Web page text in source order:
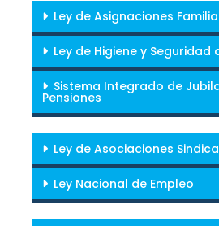
Ley de Asignaciones
Ley de Higiene y Seguridad
Sistema Integrado de
Pensiones
Ley de Asociaciones
Ley Nacional de Empleo